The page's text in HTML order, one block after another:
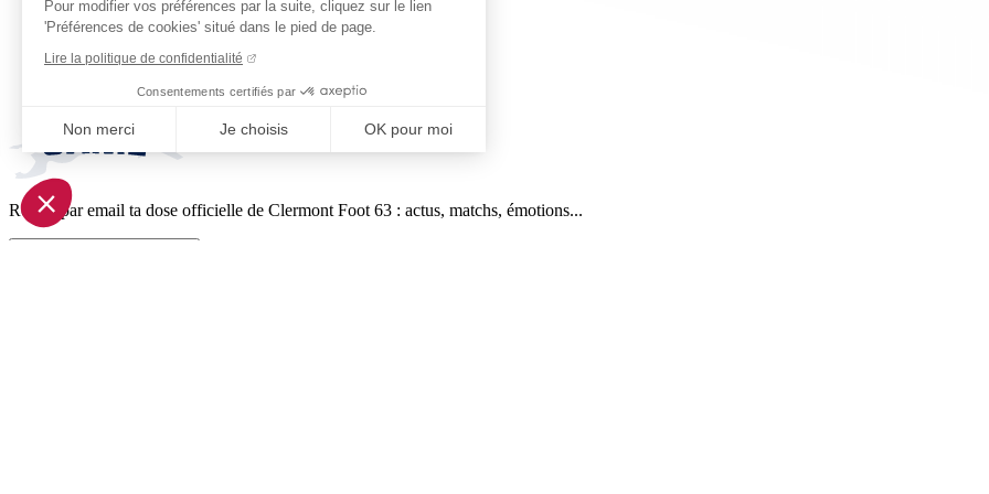
Pour modifier vos préférences par la suite, cliquez sur le lien
'Préférences de cookies' situé dans le pied de page.
Lire la politique de confidentialité
Consentements certifiés par
Non merci Je choisis OK pour moi
Axeptio consent
Plateforme de Gestion du Consentement : Personnalisez vos Options
Notre plateforme vous permet d'adapter et de gérer vos paramètres de confidentialité, en garantissant la conformité avec
Reçois par email ta dose officielle de Clermont Foot 63 : actus, matchs, émotions...